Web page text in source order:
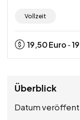
Vollzeit
19,50Euro -
Überblick
Datum